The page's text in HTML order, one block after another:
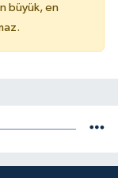
büyük, en